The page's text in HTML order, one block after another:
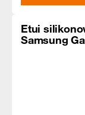
Etui
Samsung